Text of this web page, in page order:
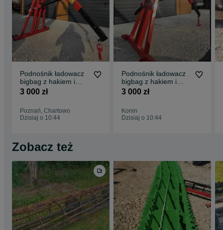
Podnośnik ładowacz
bigbag z hakiem i
mozliwoscia uchwytu
3 000 zł
Poznań, Chartowo
Dzisiaj o 10:44
Podnośnik ładowacz
bigbag z hakiem i
mozliwoscia uchwytu
3 000 zł
Konin
Dzisiaj o 10:44
Zobacz też